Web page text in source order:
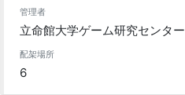
管理者
立命館大学ゲーム研究センター
配架場所
6